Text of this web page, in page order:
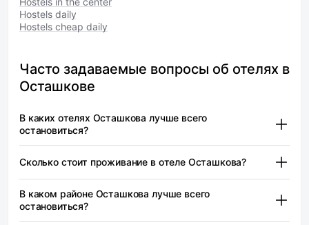
Hostels daily
Hostels cheap daily
Часто задаваемые вопросы об отелях в
Осташкове
В каких отелях Осташкова лучше всего
остановиться?
Селигер 69 — от 4 550 ₽
WISH HOTEL Seliger (Виш Селигер) — от 4 600 ₽
Осташков предлагает разнообразие отелей,
Сколько стоит проживание в отеле Осташкова?
Цены на проживание в отелях Осташкова могут
варьироваться в зависимости от сезона, уровня
В каком районе Осташкова лучше всего
остановиться?